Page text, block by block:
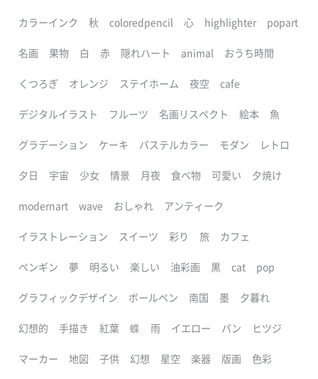
カラーインク 秋 coloredpencil 心 highlighter popart
名画 果物 白 赤 隠れハート animal おうち時間
くつろぎ オレンジ ステイホーム 夜空 cafe
デジタルイラスト フルーツ 名画リスペクト 絵本 魚
グラデーション ケーキ パステルカラー モダン レトロ
夕日 宇宙 少女 情景 月夜 食べ物 可愛い 夕焼け
modernart wave おしゃれ アンティーク
イラストレーション スイーツ 彩り 旅 カフェ
ペンギン 夢 明るい 楽しい 油彩画 黒 cat pop
グラフィックデザイン ボールペン 南国 墨 夕暮れ
幻想的 手描き 紅葉 蝶 雨 イエロー パン ヒツジ
マーカー 地図 子供 幻想 星空 楽器 版画 色彩